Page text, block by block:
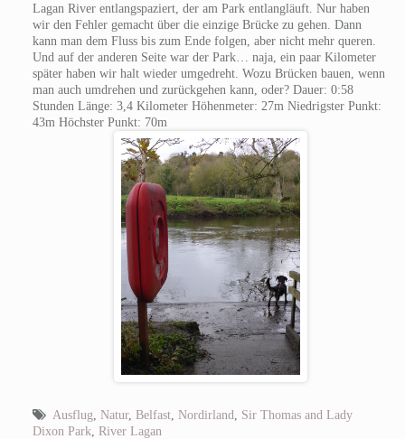
Lagan River entlangspaziert, der am Park entlangläuft. Nur haben
wir den Fehler gemacht über die einzige Brücke zu gehen. Dann
kann man dem Fluss bis zum Ende folgen, aber nicht mehr queren.
Und auf der anderen Seite war der Park… naja, ein paar Kilometer
später haben wir halt wieder umgedreht. Wozu Brücken bauen, wenn
man auch umdrehen und zurückgehen kann, oder? Dauer: 0:58
Stunden Länge: 3,4 Kilometer Höhenmeter: 27m Niedrigster Punkt:
43m Höchster Punkt: 70m
Ausflug, Natur, Belfast, Nordirland, Sir Thomas and Lady
Dixon Park, River Lagan